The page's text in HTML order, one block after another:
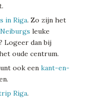
in Riga. Zo zijn het
leuke
Logeer dan bij
oude centrum.
ook een kant-en-
Riga.